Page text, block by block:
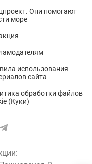
Они помогают
море
использования
сайта
обработки файлов
(Куки)